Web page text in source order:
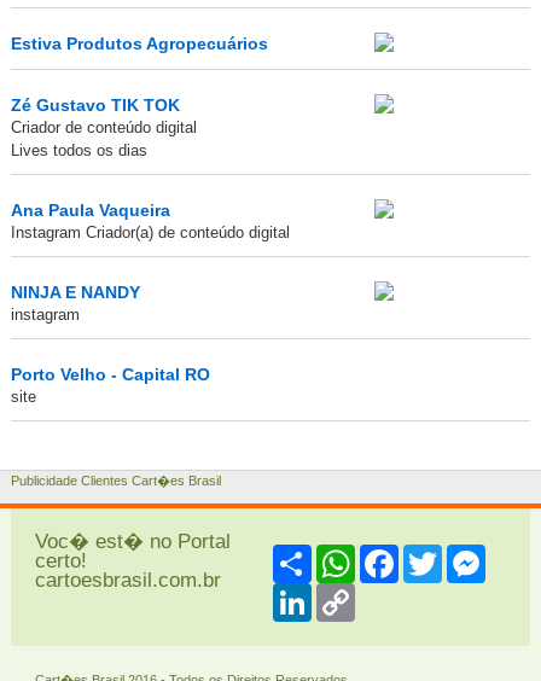
Estiva Produtos Agropecuários
Zé Gustavo TIK TOK
Criador de conteúdo digital
Lives todos os dias
Ana Paula Vaqueira
Instagram Criador(a) de conteúdo digital
NINJA E NANDY
instagram
Porto Velho - Capital RO
site
Publicidade Clientes Cart�es Brasil
Voc� est� no Portal
certo!
cartoesbrasil.com.br
ShareWhatsAppFacebook
Twitter
LinkedInCopy